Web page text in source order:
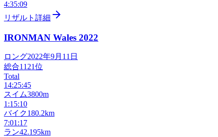
4:35:09
リザルト詳細
IRONMAN Wales 2022
ロング2022年9月11日
総合1121位
Total
14:25:45
スイム3800m
1:15:10
バイク180.2km
7:01:17
ラン42.195km